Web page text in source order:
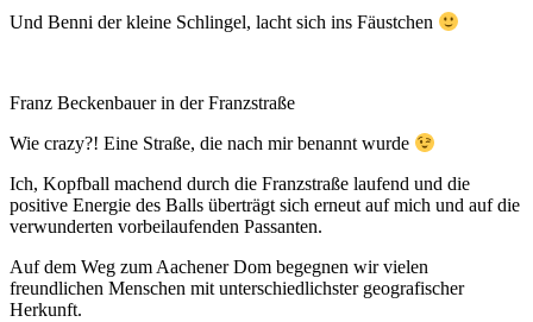
Und Benni der kleine Schlingel, lacht sich ins Fäustchen
Franz Beckenbauer in der Franzstraße
Wie crazy?! Eine Straße, die nach mir benannt wurde
Ich, Kopfball machend durch die Franzstraße laufend und die
positive Energie des Balls überträgt sich erneut auf mich und auf die
verwunderten vorbeilaufenden Passanten.
Auf dem Weg zum Aachener Dom begegnen wir vielen
freundlichen Menschen mit unterschiedlichster geografischer
Herkunft.